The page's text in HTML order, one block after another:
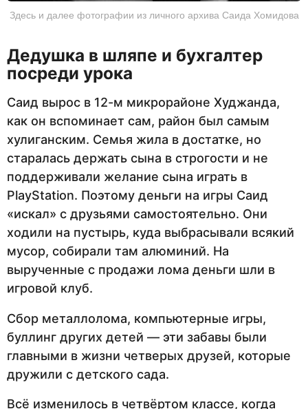
Здесь и далее фотографии из личного архива Саида Хомидова
Дедушка в шляпе и бухгалтер
посреди урока
Саид вырос в 12-м микрорайоне Худжанда,
как он вспоминает сам, район был самым
хулиганским. Семья жила в достатке, но
старалась держать сына в строгости и не
поддерживали желание сына играть в
PlayStation. Поэтому деньги на игры Саид
«искал» с друзьями самостоятельно. Они
ходили на пустырь, куда выбрасывали всякий
мусор, собирали там алюминий. На
вырученные с продажи лома деньги шли в
игровой клуб.
Сбор металлолома, компьютерные игры,
буллинг других детей — эти забавы были
главными в жизни четверых друзей, которые
дружили с детского сада.
Всё изменилось в четвёртом классе, когда